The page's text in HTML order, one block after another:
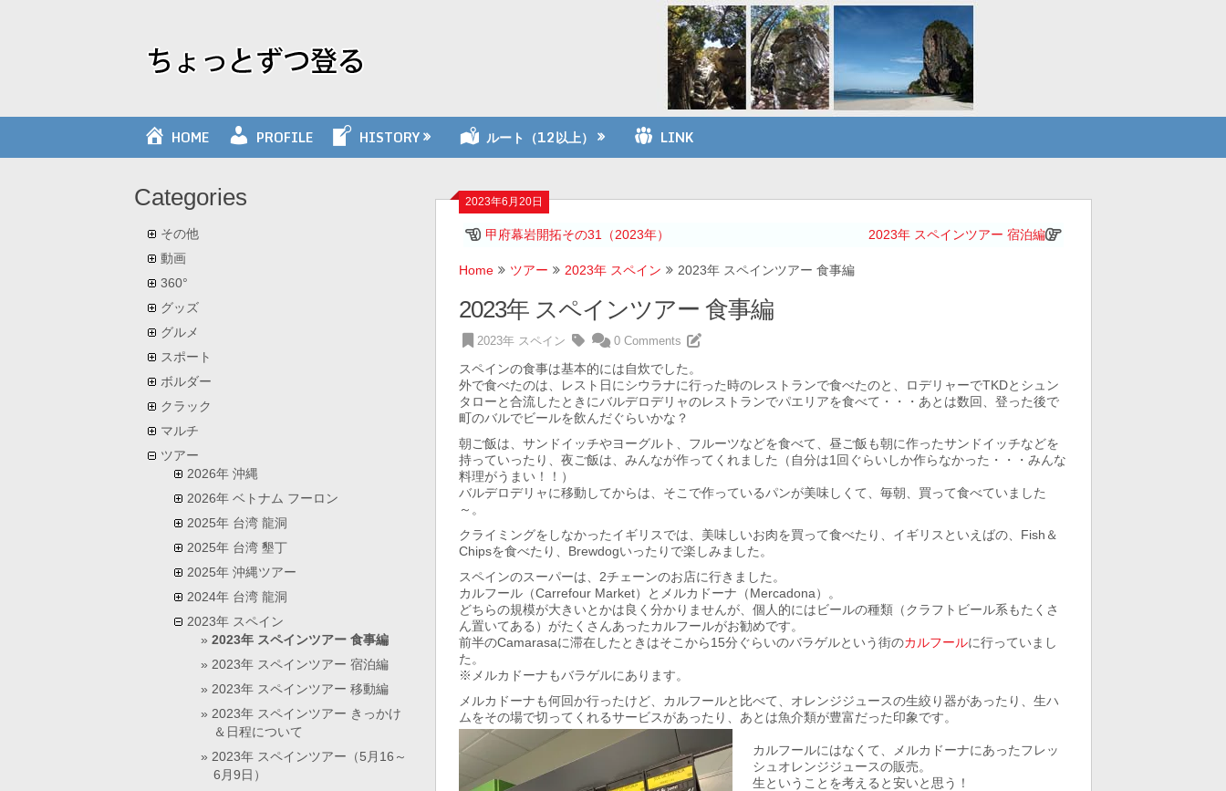
HOME PROFILE HISTORY ルート（12以上） LINK
2023年6月20日
甲府幕岩開拓その31（2023年） 2023年 スペインツアー 宿泊編
Home ツアー 2023年 スペイン 2023年 スペインツアー 食事編
2023年 スペインツアー 食事編
2023年 スペイン 0 Comments
スペインの食事は基本的には自炊でした。
外で食べたのは、レスト日にシウラナに行った時のレストランで食べたのと、ロデリャーでTKDとシュン
タローと合流したときにバルデロデリャのレストランでパエリアを食べて・・・あとは数回、登った後で
町のバルでビールを飲んだぐらいかな？
朝ご飯は、サンドイッチやヨーグルト、フルーツなどを食べて、昼ご飯も朝に作ったサンドイッチなどを
持っていったり、夜ご飯は、みんなが作ってくれました（自分は1回ぐらいしか作らなかった・・・みんな
料理がうまい！！）
バルデロデリャに移動してからは、そこで作っているパンが美味しくて、毎朝、買って食べていました
～。
クライミングをしなかったイギリスでは、美味しいお肉を買って食べたり、イギリスといえばの、Fish＆
Chipsを食べたり、Brewdogいったりで楽しみました。
スペインのスーパーは、2チェーンのお店に行きました。
カルフール（Carrefour Market）とメルカドーナ（Mercadona）。
どちらの規模が大きいとかは良く分かりませんが、個人的にはビールの種類（クラフトビール系もたくさ
ん置いてある）がたくさんあったカルフールがお勧めです。
前半のCamarasaに滞在したときはそこから15分ぐらいのバラゲルという街のカルフールに行っていまし
た。
※メルカドーナもバラゲルにあります。
メルカドーナも何回か行ったけど、カルフールと比べて、オレンジジュースの生絞り器があったり、生ハ
ムをその場で切ってくれるサービスがあったり、あとは魚介類が豊富だった印象です。
カルフールにはなくて、メルカドーナにあったフレッ
シュオレンジジュースの販売。
生ということを考えると安いと思う！
Categories
その他
動画
360°
グッズ
グルメ
スポート
ボルダー
クラック
マルチ
ツアー
2026年 沖縄
2026年 ベトナム フーロン
2025年 台湾 龍洞
2025年 台湾 墾丁
2025年 沖縄ツアー
2024年 台湾 龍洞
2023年 スペイン
2023年 スペインツアー 食事編
2023年 スペインツアー 宿泊編
2023年 スペインツアー 移動編
2023年 スペインツアー きっかけ
＆日程について
2023年 スペインツアー（5月16～
6月9日）